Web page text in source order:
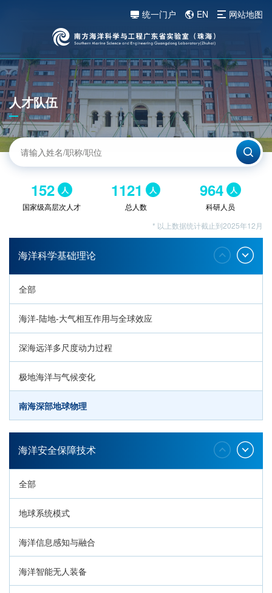
统一门户 EN 网站地图
人才队伍
152 人
国家级高层次人才
1121 人
总人数
964 人
科研人员
* 以上数据统计截止到2025年12月
海洋科学基础理论
全部
海洋-陆地-大气相互作用与全球效应
深海远洋多尺度动力过程
极地海洋与气候变化
南海深部地球物理
深海生命与生态过程
海洋安全保障技术
全部
地球系统模式
海洋信息感知与融合
海洋智能无人装备